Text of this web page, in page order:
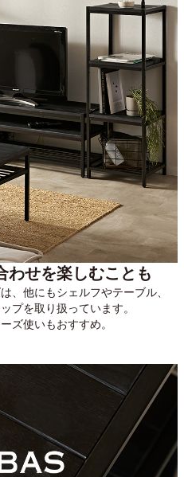
わせを楽しむことも
、他にもシェルフやテーブル、
プを取り扱っています。
ズ使いもおすすめ。